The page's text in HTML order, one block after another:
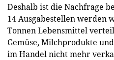
Deshalb ist die Nachfrage
14 Ausgabestellen werden
Tonnen Lebensmittel
Gemüse, Milchprodukte
im Handel nicht mehr